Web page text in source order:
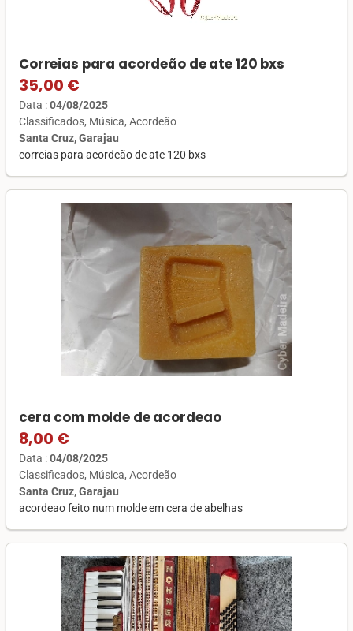
Correias para acordeão de ate 120 bxs
35,00 €
Data :04/08/2025
Classificados Música Acordeão
Santa Cruz, Garajau
correias para acordeão de ate 120 bxs
cera com molde de acordeao
8,00 €
Data :04/08/2025
Classificados Música Acordeão
Santa Cruz, Garajau
acordeao feito num molde em cera de abelhas